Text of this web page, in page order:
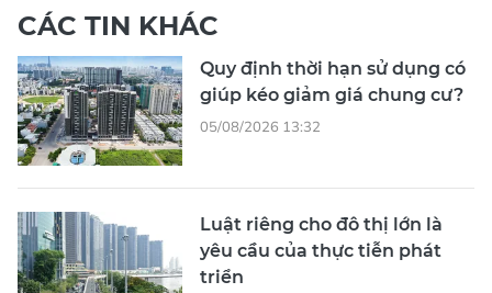
CÁC TIN KHÁC
Quy định thời hạn sử dụng có
giúp kéo giảm giá chung cư?
05/08/2026 13:32
Luật riêng cho đô thị lớn là
yêu cầu của thực tiễn phát
triển